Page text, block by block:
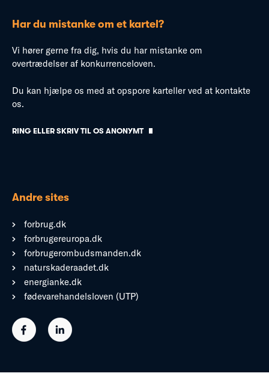
Har du mistanke om et kartel?
Vi hører gerne fra dig, hvis du har mistanke om
overtrædelser af konkurrenceloven.
Du kan hjælpe os med at opspore karteller ved at kontakte
os.
RING ELLER SKRIV TIL OS ANONYMT
Andre sites
forbrug.dk
forbrugereuropa.dk
forbrugerombudsmanden.dk
naturskaderaadet.dk
energianke.dk
fødevarehandelsloven (UTP)